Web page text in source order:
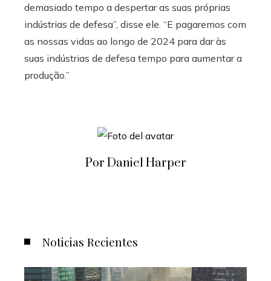
demasiado tempo a despertar as suas próprias
indústrias de defesa”, disse ele. “E pagaremos com
as nossas vidas ao longo de 2024 para dar às
suas indústrias de defesa tempo para aumentar a
produção.”
Por Daniel Harper
Noticias Recientes